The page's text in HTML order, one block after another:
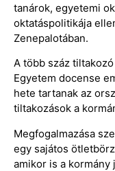
tanárok, egyetemi
oktatáspolitikája
Zenepalotában.
A több száz
Egyetem docense
hete tartanak az
tiltakozások a
Megfogalmazása
egy sajátos
amikor is a